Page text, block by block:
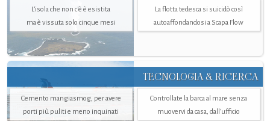
L’isola che non c'è è esistita
ma è vissuta solo cinque mesi
La flotta tedesca si suicidò così
autoaffondandosi a Scapa Flow
TECNOLOGIA & RICERCA
Cemento mangiasmog, per avere
porti più puliti e meno inquinati
Controllate la barca al mare senza
muovervi da casa, dall’ufficio